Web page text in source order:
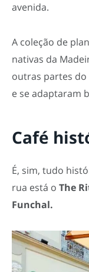
avenida.
A coleção de
nativas da
outras partes
e se adaptaram
Café
É, sim, tudo
rua está o The
Funchal.